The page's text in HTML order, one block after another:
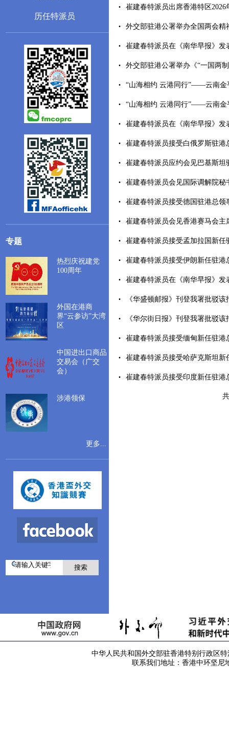
历任特派员
专题
热烈庆祝建党
100周年
外国在港商
界“云参访”大湾
区
中国进出口商品
交易会（广交
会）
涉港领保
更多...
崔建春特派员出席香港特区2026
外交部驻港公署举办全国两会精
崔建春特派员在《南华早报》发
外交部驻港公署举办《“一国两
“山海相约 云港同行”——云南金
“山海相约 云港同行”——云南金
崔建春特派员在《南华早报》发
崔建春特派员接受白俄罗斯驻港
崔建春特派员应约会见巴基斯坦
崔建春特派员会见国际调解院秘
崔建春特派员接受德国驻港总领
崔建春特派员会见香港赛马会主
崔建春特派员接受孟加拉国新任
崔建春特派员接受伊朗新任驻港
崔建春特派员在《南华早报》发
《华盛顿邮报》刊登我署批驳
《华尔街日报》刊登我署批驳
崔建春特派员接受缅甸新任驻港
崔建春特派员接受哈萨克斯坦新
崔建春特派员接受印度新任驻港
中华人民共和国外交部驻香港特别行政区特
联系我们地址：香港中环坚尼